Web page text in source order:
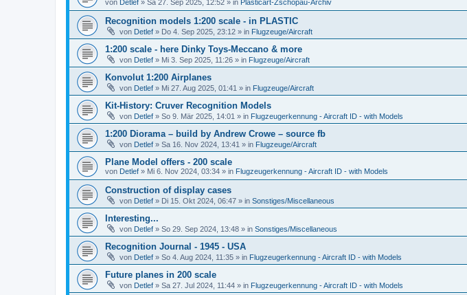
von Detlef » Sa 27. Sep 2025, 12:52 » in Plasticart-Zschopau-Archiv
Recognition models 1:200 scale - in PLASTIC
von Detlef » Do 4. Sep 2025, 23:12 » in Flugzeuge/Aircraft
1:200 scale - here Dinky Toys-Meccano & more
von Detlef » Mi 3. Sep 2025, 11:26 » in Flugzeuge/Aircraft
Konvolut 1:200 Airplanes
von Detlef » Mi 27. Aug 2025, 01:41 » in Flugzeuge/Aircraft
Kit-History: Cruver Recognition Models
von Detlef » So 9. Mär 2025, 14:01 » in Flugzeugerkennung - Aircraft ID - with Models
1:200 Diorama – build by Andrew Crowe – source fb
von Detlef » Sa 16. Nov 2024, 13:41 » in Flugzeuge/Aircraft
Plane Model offers - 200 scale
von Detlef » Mi 6. Nov 2024, 03:34 » in Flugzeugerkennung - Aircraft ID - with Models
Construction of display cases
von Detlef » Di 15. Okt 2024, 06:47 » in Sonstiges/Miscellaneous
Interesting...
von Detlef » So 29. Sep 2024, 13:48 » in Sonstiges/Miscellaneous
Recognition Journal - 1945 - USA
von Detlef » So 4. Aug 2024, 11:35 » in Flugzeugerkennung - Aircraft ID - with Models
Future planes in 200 scale
von Detlef » Sa 27. Jul 2024, 11:44 » in Flugzeugerkennung - Aircraft ID - with Models